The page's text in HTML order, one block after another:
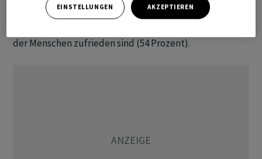
Überfalls auf die Ukraine zufrieden, während mit der
der Menschen zufrieden sind (54 Prozent).
EINSTELLUNGEN AKZEPTIEREN